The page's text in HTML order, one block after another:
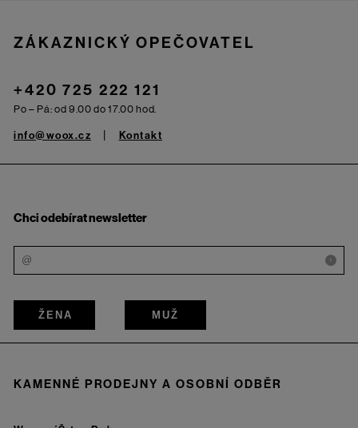
ZÁKAZNICKÝ OPEČOVATEL
+420 725 222 121
Po – Pá: od 9.00 do 17.00 hod.
info@woox.cz Kontakt
Chci odebírat newsletter
i
ŽENA MUŽ
KAMENNÉ PRODEJNY A OSOBNÍ ODBĚR